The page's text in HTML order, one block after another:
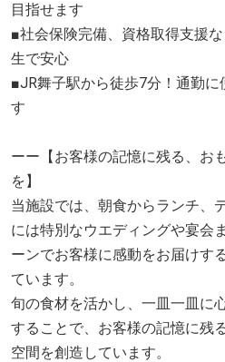
目指せます
■社会保険完備、資格取得支援
生で安心
■JR舞子駅から徒歩7分！通勤に
す
ーー【お客様の記憶に残る、お
を】
当施設では、朝食からランチ、
には特別なウエディングや宴会
ーンでお客様に感動をお届けす
ています。
旬の食材を活かし、一皿一皿に
することで、お客様の記憶に残
空間を創造しています。